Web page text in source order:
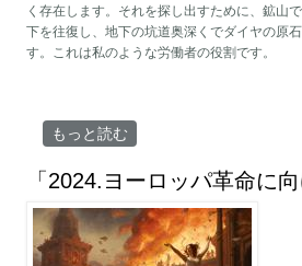
く存在します。それを探し出すために、鉱山
下を往復し、地下の坑道奥深くでダイヤの原
す。これは私のような労働者の役割です。
「第四政治理論を日本人が理解する
もっと読む
「2024.ヨーロッパ革命に向